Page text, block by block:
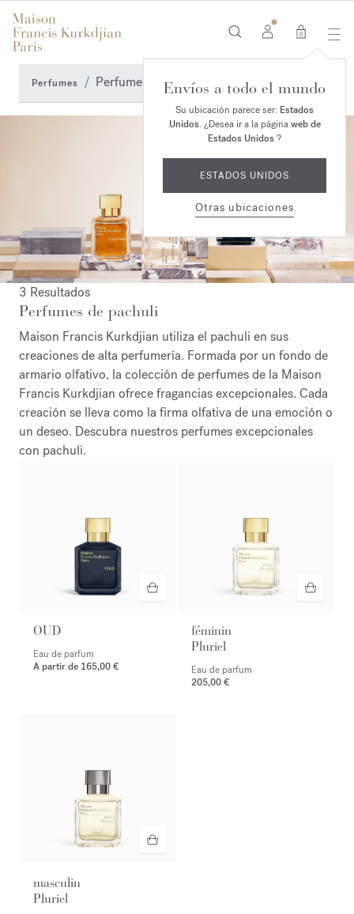
0
Envíos a todo el mundo
Su ubicación parece ser: Estados
Unidos. ¿Desea ir a la páginaweb de
Estados Unidos?
ESTADOS UNIDOS
Otras ubicaciones
Perfumes Perfumes de pachuli
3 Resultados
Perfumes de pachuli
Maison Francis Kurkdjian utiliza el pachuli en sus
creaciones de alta perfumería. Formada por un fondo de
armario olfativo, la colección de perfumes de la Maison
Francis Kurkdjian ofrece fragancias excepcionales. Cada
creación se lleva como la firma olfativa de una emoción o
un deseo. Descubra nuestros perfumes excepcionales
con pachuli.
OUD
Eau de parfum
A partir de 165,00 €
féminin
Pluriel
Eau de parfum
205,00 €
masculin
Pluriel